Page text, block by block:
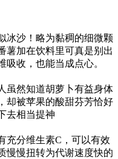
冰沙！略为黏稠的细微颗
薯加在饮料里可真是别出
收，也能当成点心。
虽然知道胡萝卜有益身体
却被苹果的酸甜芬芳恰好
去相当提神
充分维生素C，可以有效
慢慢扭转为代谢速度快的